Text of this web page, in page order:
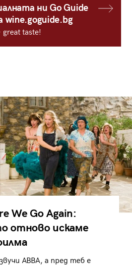
ни Go Guide
wine.goguide.bg
great taste!
We Go Again:
отново искаме
ABBA, а пред теб е